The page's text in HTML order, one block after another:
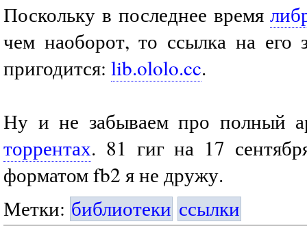
Поскольку в последнее время
чем наоборот, то ссылка на его
пригодится: lib.ololo.cc.
Ну и не забываем про полный
торрентах. 81 гиг на 17
форматом fb2 я не дружу.
Метки: библиотеки ссылки